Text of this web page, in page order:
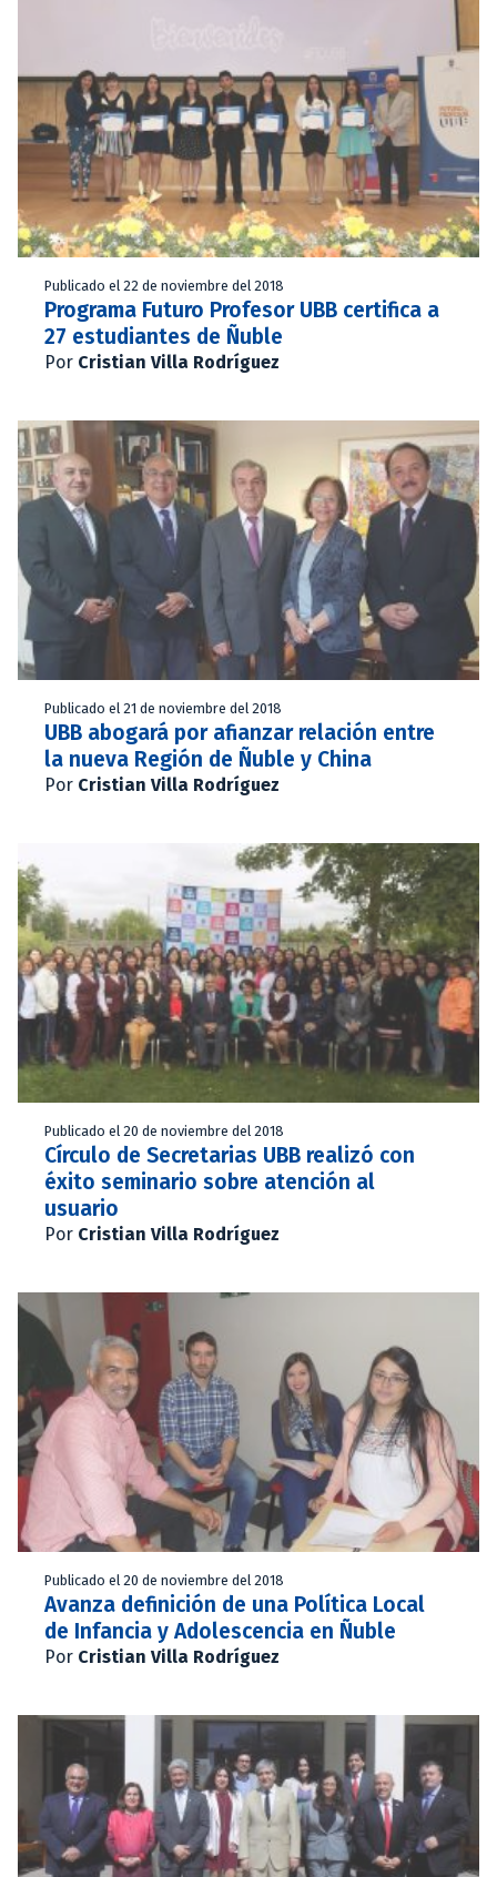
Publicado el 22 de noviembre del 2018
Programa Futuro Profesor UBB certifica a
27 estudiantes de Ñuble
Por Cristian Villa Rodríguez
Publicado el 21 de noviembre del 2018
UBB abogará por afianzar relación entre
la nueva Región de Ñuble y China
Por Cristian Villa Rodríguez
Publicado el 20 de noviembre del 2018
Círculo de Secretarias UBB realizó con
éxito seminario sobre atención al
usuario
Por Cristian Villa Rodríguez
Publicado el 20 de noviembre del 2018
Avanza definición de una Política Local
de Infancia y Adolescencia en Ñuble
Por Cristian Villa Rodríguez